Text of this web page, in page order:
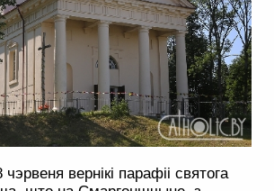
вернікі парафіі святога